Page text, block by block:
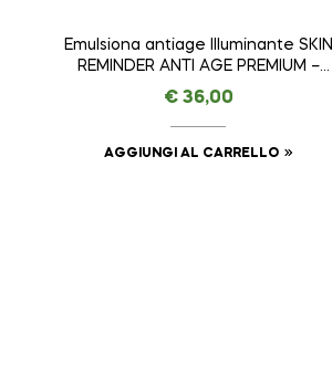
Emulsiona antiage Illuminante SKIN
REMINDER ANTI AGE PREMIUM –
AMAVITAL da 50 ml
€36,00
AGGIUNGI AL CARRELLO